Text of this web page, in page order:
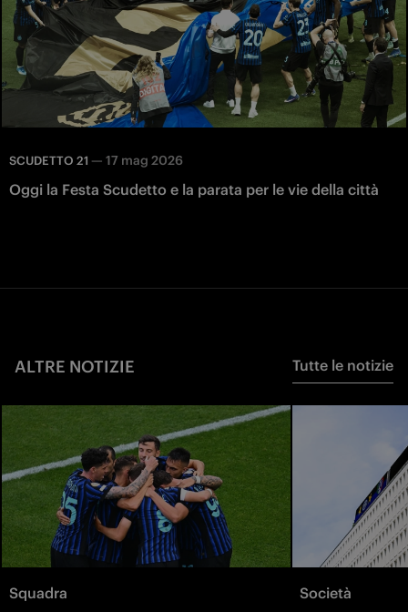
SCUDETTO 21 — 17 mag 2026
Oggi la Festa Scudetto e la parata per le vie della città
ALTRE NOTIZIE Tutte le notizie
Squadra Società